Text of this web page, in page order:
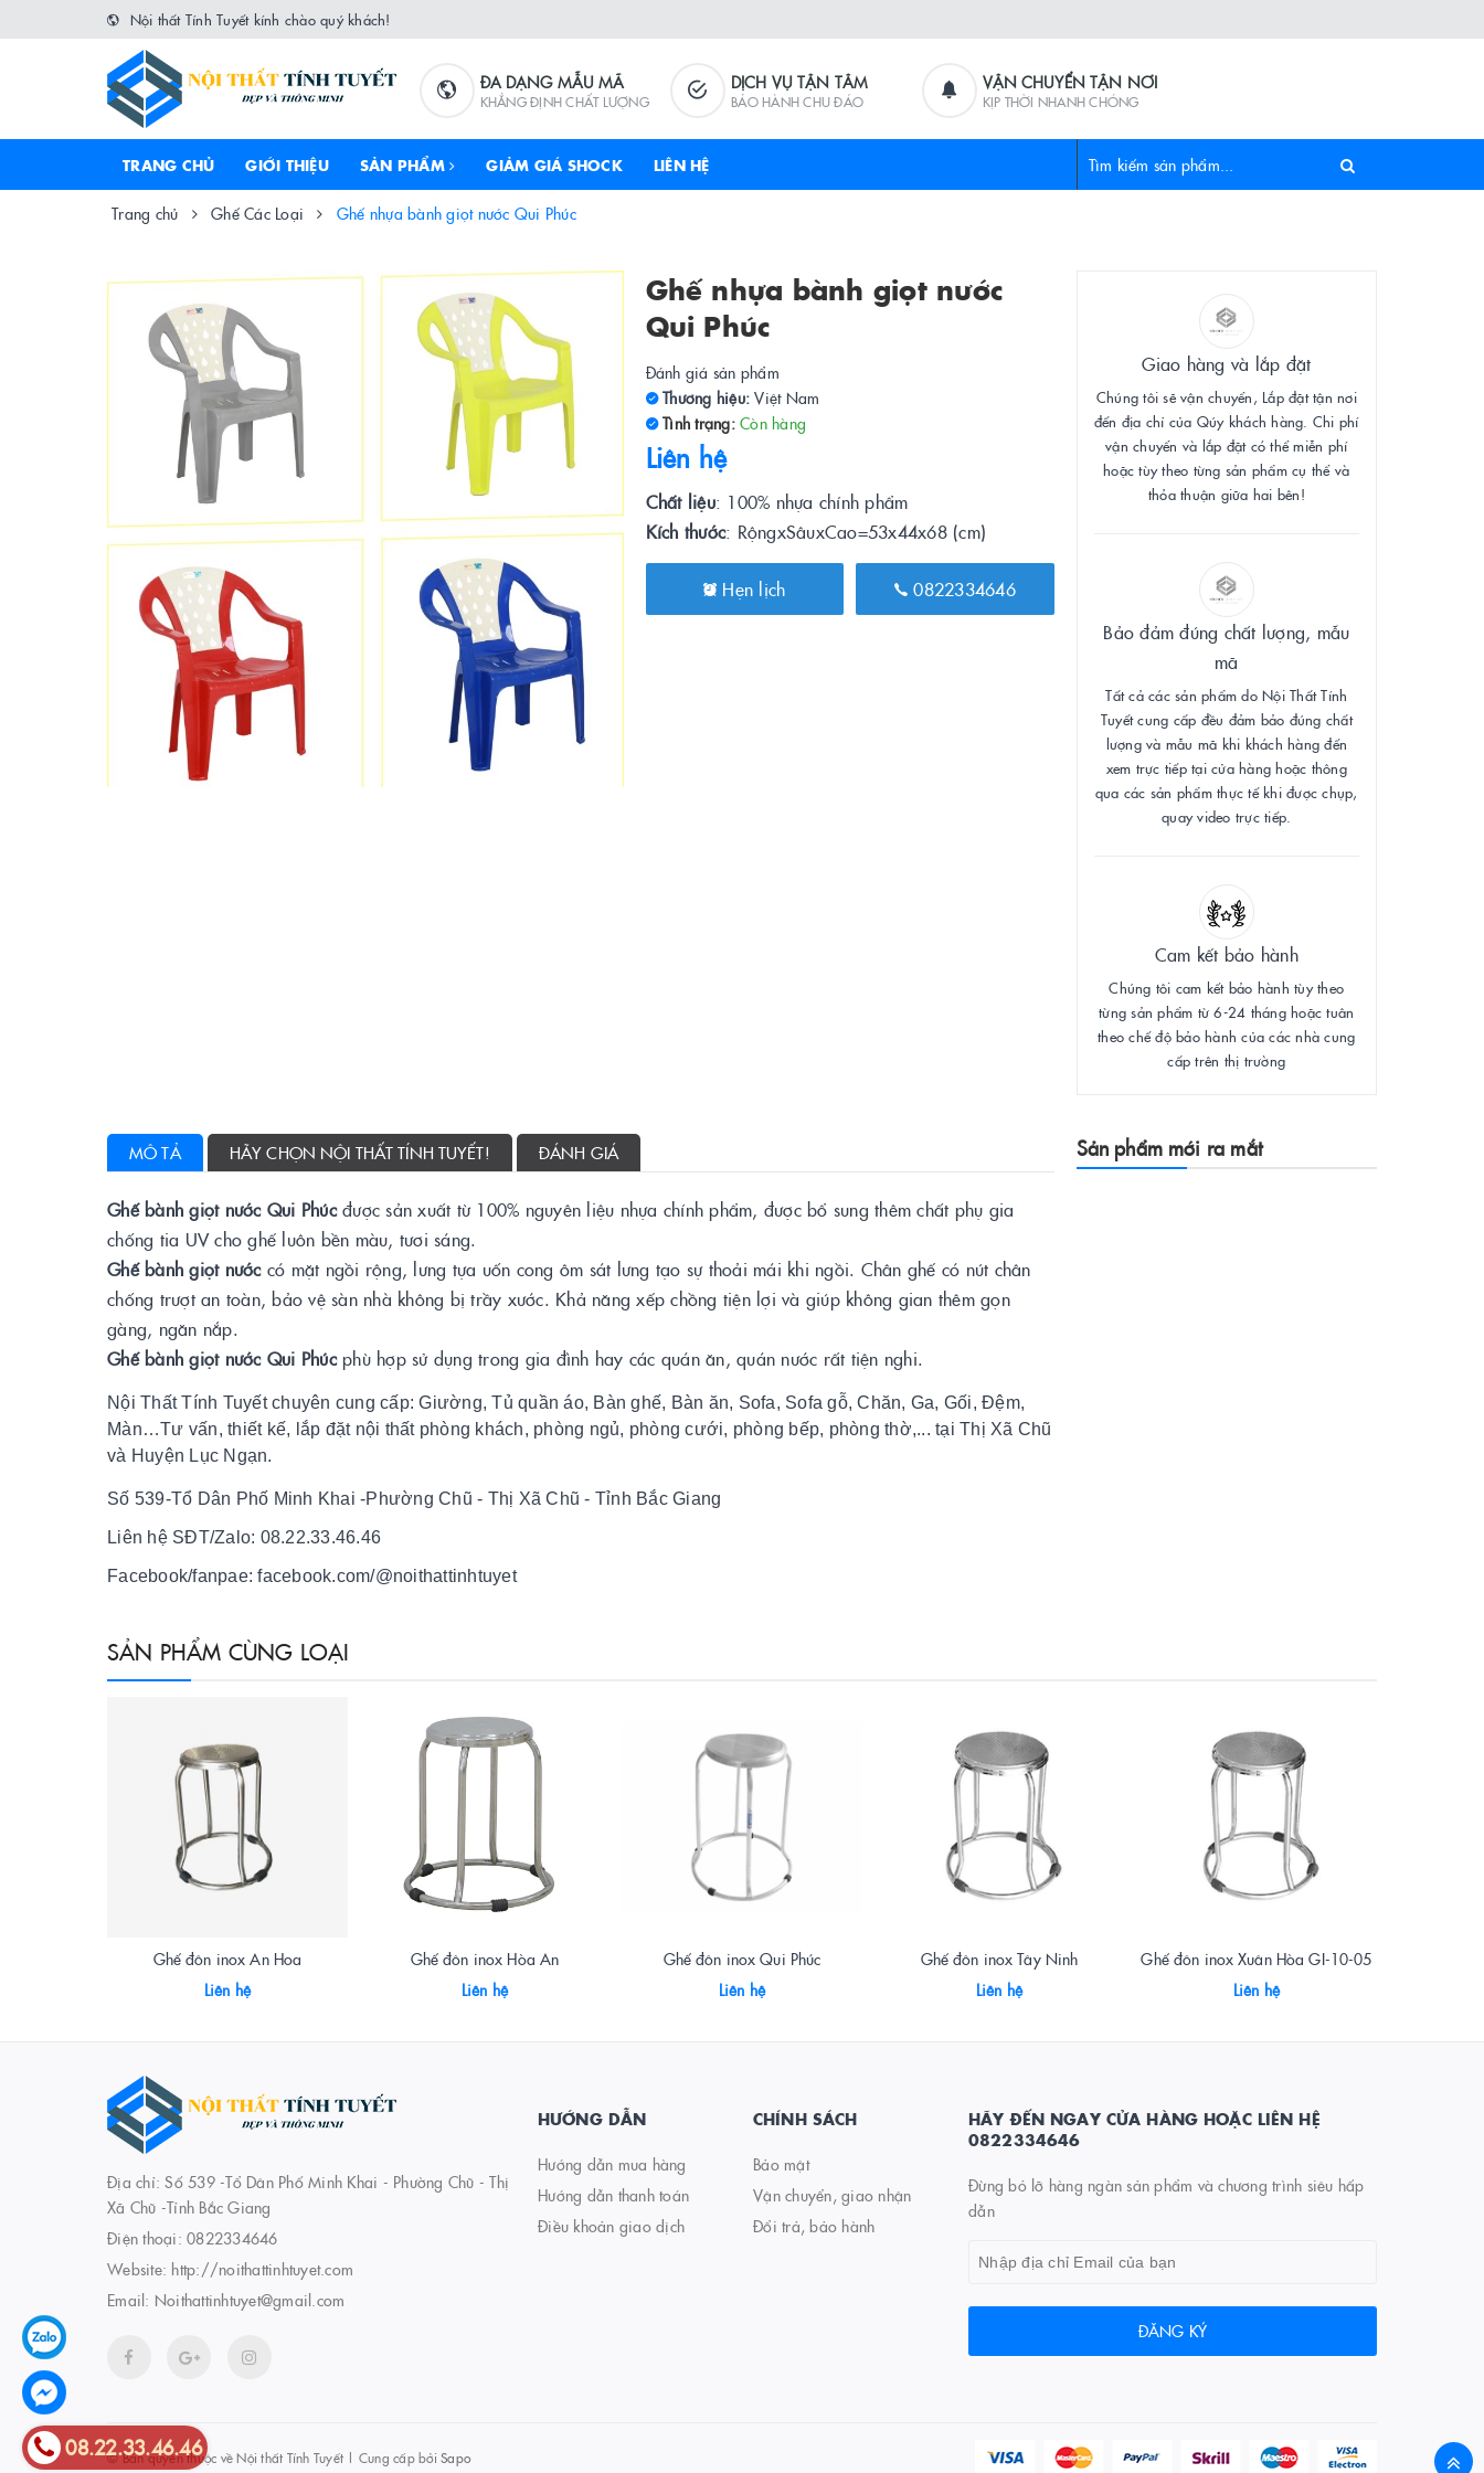
Nội thất Tính Tuyết kính chào quý khách!
ĐA DẠNG MẪU MÃ
KHẲNG ĐỊNH CHẤT LƯỢNG
DỊCH VỤ TẬN TÂM
BẢO HÀNH CHU ĐÁO
VẬN CHUYỂN TẬN NƠI
KỊP THỜI NHANH CHÓNG
TRANG CHỦ GIỚI THIỆU SẢN PHẨM GIẢM GIÁ SHOCK LIÊN HỆ
Trang chủ Ghế Các Loại Ghế nhựa bành giọt nước Qui Phúc
Ghế nhựa bành giọt nước
Qui Phúc
Đánh giá sản phẩm
Thương hiệu: Việt Nam
Tình trạng: Còn hàng
Liên hệ
Chất liệu: 100% nhựa chính phẩm
Kích thước: RộngxSâuxCao=53x44x68 (cm)
Hẹn lịch 0822334646
Giao hàng và lắp đặt
Chúng tôi sẽ vận chuyển, Lắp đặt tận nơi
đến địa chỉ của Qúy khách hàng. Chi phí
vận chuyển và lắp đặt có thể miễn phí
hoặc tùy theo từng sản phẩm cụ thể và
thỏa thuận giữa hai bên!
Bảo đảm đúng chất lượng, mẫu
mã
Tất cả các sản phẩm do Nội Thất Tính
Tuyết cung cấp đều đảm bảo đúng chất
lượng và mẫu mã khi khách hàng đến
xem trực tiếp tại cửa hàng hoặc thông
qua các sản phẩm thực tế khi được chụp,
quay video trực tiếp.
Cam kết bảo hành
Chúng tôi cam kết bảo hành tùy theo
từng sản phẩm từ 6-24 tháng hoặc tuân
theo chế độ bảo hành của các nhà cung
cấp trên thị trường
MÔ TẢ HÃY CHỌN NỘI THẤT TÍNH TUYẾT! ĐÁNH GIÁ
Ghế bành giọt nước Qui Phúcđược sản xuất từ 100% nguyên liệu nhựa chính phẩm, được bổ sung thêm chất phụ gia
chống tia UV cho ghế luôn bền màu, tươi sáng.
Ghế bành giọt nướccó mặt ngồi rộng, lưng tựa uốn cong ôm sát lưng tạo sự thoải mái khi ngồi. Chân ghế có nút chân
chống trượt an toàn, bảo vệ sàn nhà không bị trầy xước. Khả năng xếp chồng tiện lợi và giúp không gian thêm gọn
gàng, ngăn nắp.
Ghế bành giọt nước Qui Phúcphù hợp sử dụng trong gia đình hay các quán ăn, quán nước rất tiện nghi.
Nội Thất Tính Tuyết chuyên cung cấp: Giường, Tủ quần áo, Bàn ghế, Bàn ăn, Sofa, Sofa gỗ, Chăn, Ga, Gối, Đệm,
Màn…Tư vấn, thiết kế, lắp đặt nội thất phòng khách, phòng ngủ, phòng cưới, phòng bếp, phòng thờ,... tại Thị Xã Chũ
và Huyện Lục Ngạn.
Số 539-Tổ Dân Phố Minh Khai -Phường Chũ - Thị Xã Chũ - Tỉnh Bắc Giang
Liên hệ SĐT/Zalo: 08.22.33.46.46
Facebook/fanpae: facebook.com/@noithattinhtuyet
Sản phẩm mới ra mắt
SẢN PHẨM CÙNG LOẠI
Ghế đôn inox An Hoa
Liên hệ
Ghế đôn inox Hòa An
Liên hệ
Ghế đôn inox Qui Phúc
Liên hệ
Ghế đôn inox Tây Ninh
Liên hệ
Ghế đôn inox Xuân Hòa GI-10-05
Liên hệ
Địa chỉ: Số 539 -Tổ Dân Phố Minh Khai - Phường Chũ - Thị
Xã Chũ -Tỉnh Bắc Giang
Điện thoại: 0822334646
Website: http://noithattinhtuyet.com
Email: Noithattinhtuyet@gmail.com
HƯỚNG DẪN
Hướng dẫn mua hàng
Hướng dẫn thanh toán
Điều khoản giao dịch
CHÍNH SÁCH
Bảo mật
Vận chuyển, giao nhận
Đổi trả, bảo hành
HÃY ĐẾN NGAY CỬA HÀNG HOẶC LIÊN HỆ
0822334646
Đừng bỏ lỡ hàng ngàn sản phẩm và chương trình siêu hấp
dẫn
ĐĂNG KÝ
© Bản quyền thuộc vềNội thất Tính Tuyết | Cung cấp bởi Sapo
08.22.33.46.46